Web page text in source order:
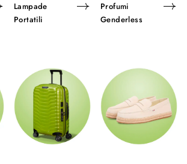
Lampade
Portatili
Profumi
Genderless